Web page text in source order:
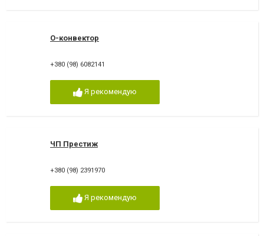
О-конвектор
+380 (98) 6082141
Я рекомендую
ЧП Престиж
+380 (98) 2391970
Я рекомендую